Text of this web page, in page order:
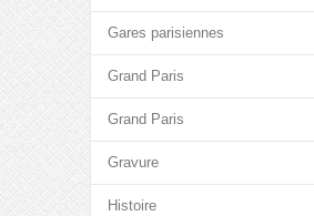
Gares parisiennes
Grand Paris
Grand Paris
Gravure
Histoire